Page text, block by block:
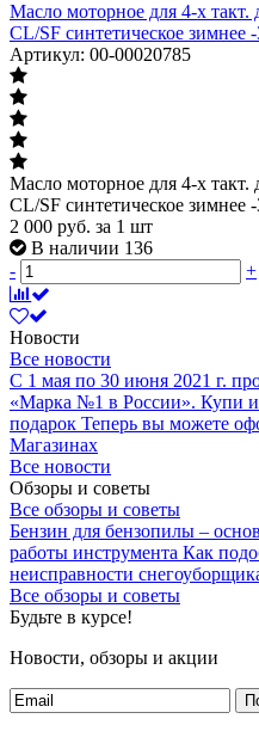
Масло моторное для 4-х
CL/SF синтетическое зимнее
Артикул: 00-00020785
Масло моторное для 4-х
CL/SF синтетическое зимнее
2 000 руб. за 1 шт
В наличии 136
-
+
Новости
Все новости
С 1 мая по 30 июня 2021 г.
«Марка №1 в России». Купи
подарок Теперь вы можете
Магазинах
Все новости
Обзоры и советы
Все обзоры и советы
Бензин для бензопилы –
работы инструмента Как
неисправности
Все обзоры и советы
Будьте в курсе!
Новости, обзоры и акции